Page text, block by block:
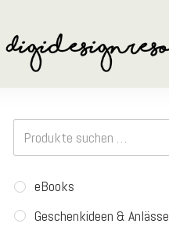
Suchen
nach:
eBooks
Geschenkideen & Anlässe